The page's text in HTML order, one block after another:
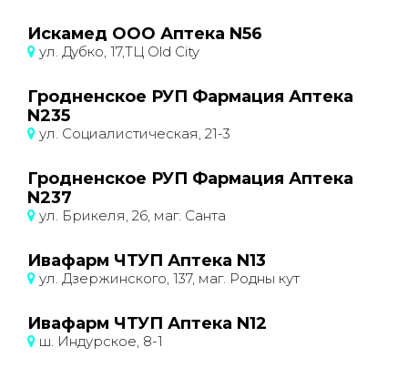
Искамед ООО Аптека N56
ул. Дубко, 17,ТЦ Old City
Гродненское РУП Фармация Аптека
N235
ул. Социалистическая, 21-3
Гродненское РУП Фармация Аптека
N237
ул. Брикеля, 26, маг. Санта
Ивафарм ЧТУП Аптека N13
ул. Дзержинского, 137, маг. Родны кут
Ивафарм ЧТУП Аптека N12
ш. Индурское, 8-1